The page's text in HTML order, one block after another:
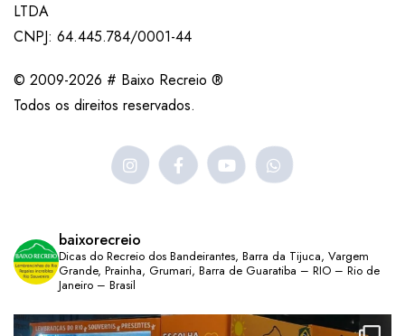
LTDA
CNPJ: 64.445.784/0001-44
© 2009-2026 # Baixo Recreio ®
Todos os direitos reservados.
baixorecreio
Dicas do Recreio dos Bandeirantes, Barra da Tijuca, Vargem
Grande, Prainha, Grumari, Barra de Guaratiba – RIO – Rio de
Janeiro – Brasil